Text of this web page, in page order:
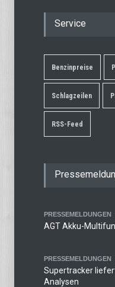
Service
Benzinpreise
Schlagzeilen
RSS-Feed
PRESSEMELDUNGEN
AGT Akku-
PRESSEMELDUNGEN
Supertracker
Analysen